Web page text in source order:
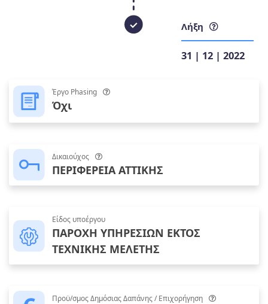
Λήξη
31 | 12 | 2022
Έργο Phasing
Όχι
Δικαιούχος
ΠΕΡΙΦΕΡΕΙΑ ΑΤΤΙΚΗΣ
Είδος υποέργου
ΠΑΡΟΧΗ ΥΠΗΡΕΣΙΩΝ ΕΚΤΟΣ
ΤΕΧΝΙΚΗΣ ΜΕΛΕΤΗΣ
Προϋ/σμος Δημόσιας Δαπάνης / Επιχορήγηση